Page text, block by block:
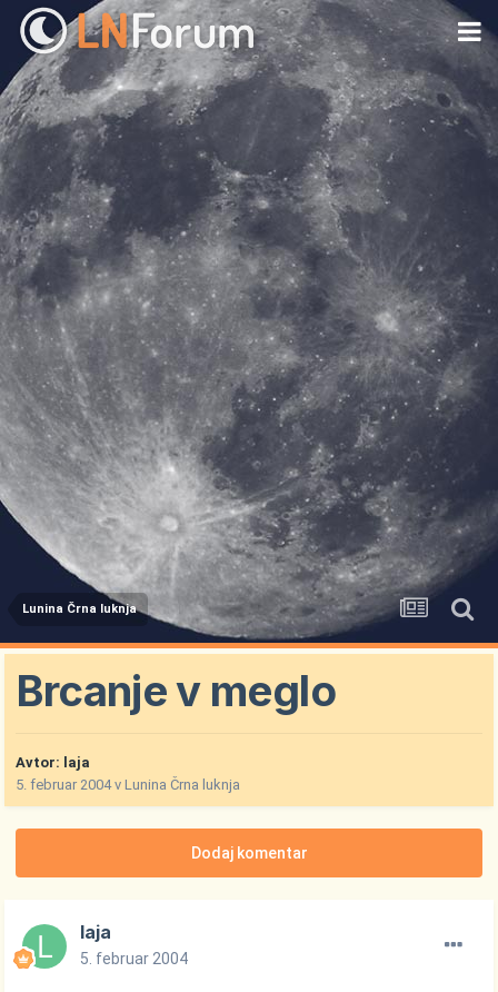
Lunina Črna luknja
Brcanje v meglo
Avtor: laja
5. februar 2004vLunina Črna luknja
Dodaj komentar
laja
5. februar 2004